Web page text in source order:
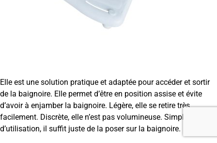
Elle est une solution pratique et adaptée pour accéder et sortir
de la baignoire. Elle permet d’être en position assise et évite
d’avoir à enjamber la baignoire. Légère, elle se retire très
facilement. Discrète, elle n’est pas volumineuse. Simple
d’utilisation, il suffit juste de la poser sur la baignoire.